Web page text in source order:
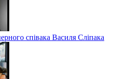
співака Василя Сліпака